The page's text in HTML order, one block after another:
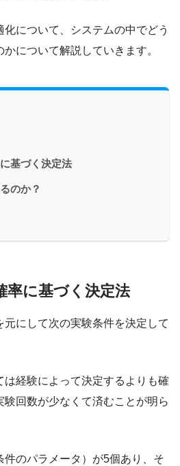
について、システムの中でどう
について解説していきます。
基づく決定法
のか？
率に基づく決定法
にして次の実験条件を決定して
経験によって決定するよりも確
回数が少なくて済むことが明ら
のパラメータ）が5個あり、そ